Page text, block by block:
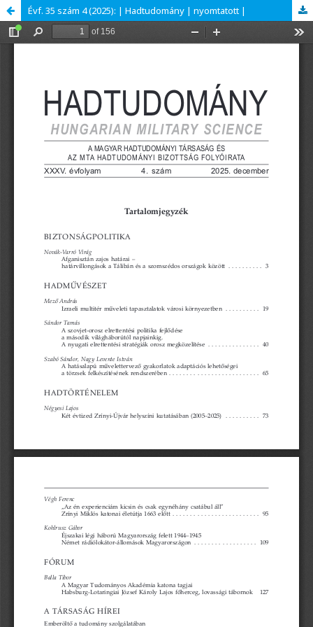
Évf. 35 szám 4 (2025): | Hadtudomány | nyomtatott |